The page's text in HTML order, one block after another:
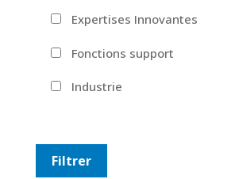
Expertises Innovantes
Fonctions support
Industrie